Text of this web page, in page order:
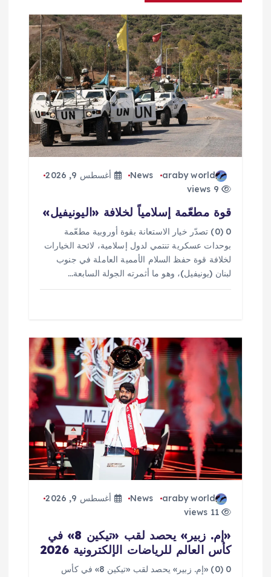
م
ق
ت
araby world
News
أغسطس 9, 2026
9 views
قوة مطعّمة إسلامياً لخلافة «اليونيفيل»
0 (0) تصدّر خيار الاستعانة بقوة أوروبية مطعّمة
بوحدات عسكرية تنتمي لدول إسلامية، لائحة الخيارات
لخلافة قوة حفظ السلام الأممية العاملة في جنوب
لبنان (يونيفيل)، وهو ما أثمرته الجولة السابعة…
araby world
News
أغسطس 9, 2026
11 views
«إم. زبير» يحصد لقب «تيكين 8» في
كأس العالم للرياضات الإلكترونية 2026
0 (0) «إم. زبير» يحصد لقب «تيكين 8» في كأس